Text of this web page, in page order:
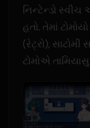
નિન્ટેન્ડો
હતો. તેમાં
(રેટ્રો), સાટોમી
ટોમોએ